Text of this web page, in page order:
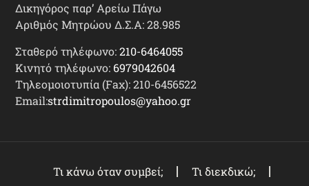
Δικηγόρος παρ’ Αρείω Πάγω
Αριθμός Μητρώου Δ.Σ.Α: 28.985
Σταθερό τηλέφωνο:210-6464055
Κινητό τηλέφωνο: 6979042604
Τηλεομοιοτυπία (Fax): 210-6456522
Email:strdimitropoulos@yahoo.gr
Τι κάνω όταν συμβεί; Τι διεκδικώ;